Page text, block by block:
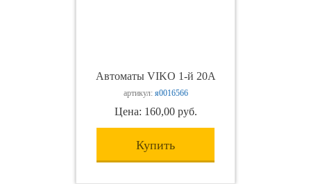
Автоматы VIKO 1-й 20А
артикул: я0016566
Цена: 160,00 руб.
Купить